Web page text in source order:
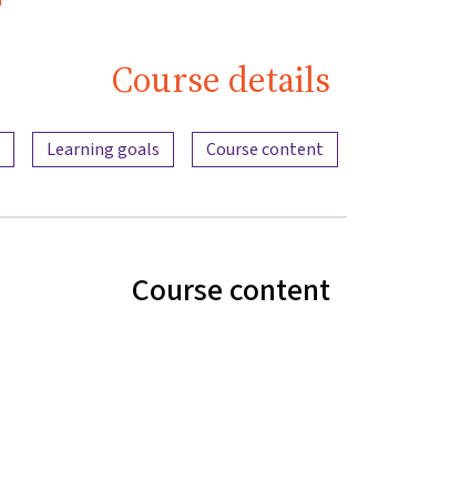
Course details
Content overview
Course content
Learning goals
Course content